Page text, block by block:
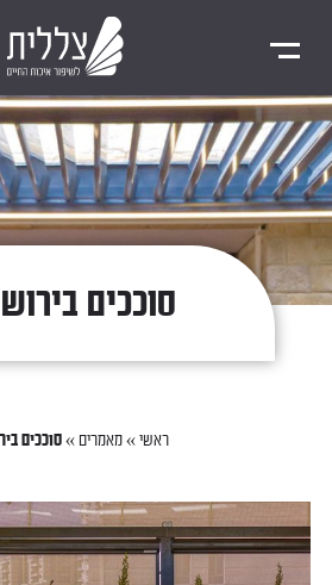
סוככים
ראשי » מאמרים » סוככים